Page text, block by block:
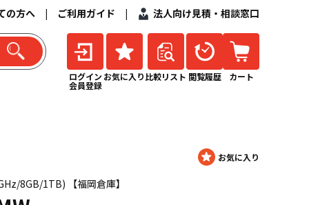
の方へ | ご利用ガイド | 法人向け見積・相談窓口
ログイン
会員登録
お気に入り 比較リスト 閲覧履歴 カート
8GB/1TB) 【福岡倉庫】